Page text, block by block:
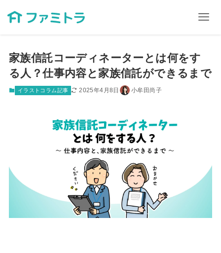
家族信託コーディネーターとは何をす
る人？仕事内容と家族信託ができるまで
イラストコラム記事 2025年4月8日 小牟田尚子